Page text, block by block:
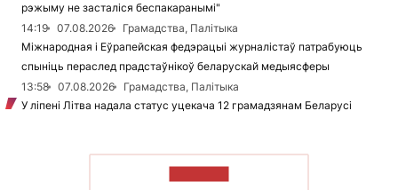
рэжыму не засталіся беспакаранымі"
14:19
07.08.2026
Грамадства, Палітыка
Міжнародная і Еўрапейская федэрацыі журналістаў патрабуюць
спыніць пераслед прадстаўнікоў беларускай медыясферы
13:58
07.08.2026
Грамадства, Палітыка
У ліпені Літва надала статус уцекача 12 грамадзянам Беларусі